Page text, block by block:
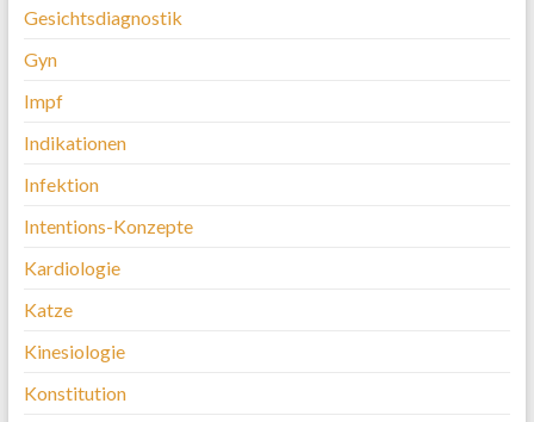
Gesichtsdiagnostik
Gyn
Impf
Indikationen
Infektion
Intentions-Konzepte
Kardiologie
Katze
Kinesiologie
Konstitution